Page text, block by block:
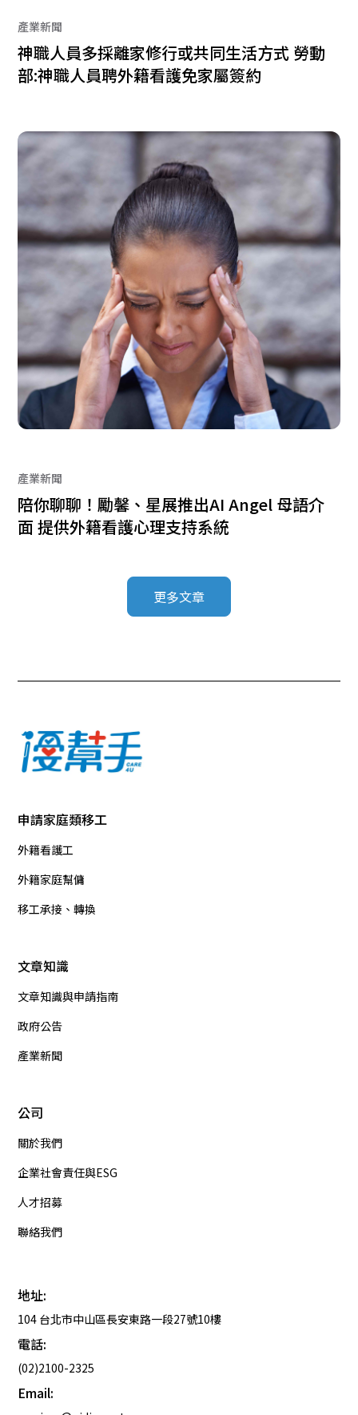
產業新聞
神職人員多採離家修行或共同生活方式 勞動
部:神職人員聘外籍看護免家屬簽約
產業新聞
陪你聊聊！勵馨、星展推出AI Angel 母語介
面 提供外籍看護心理支持系統
更多文章
申請家庭類移工
外籍看護工
外籍家庭幫傭
移工承接、轉換
文章知識
文章知識與申請指南
政府公告
產業新聞
公司
關於我們
企業社會責任與ESG
人才招募
聯絡我們
地址:
104 台北市中山區長安東路一段27號10樓
電話:
(02)2100-2325
Email: